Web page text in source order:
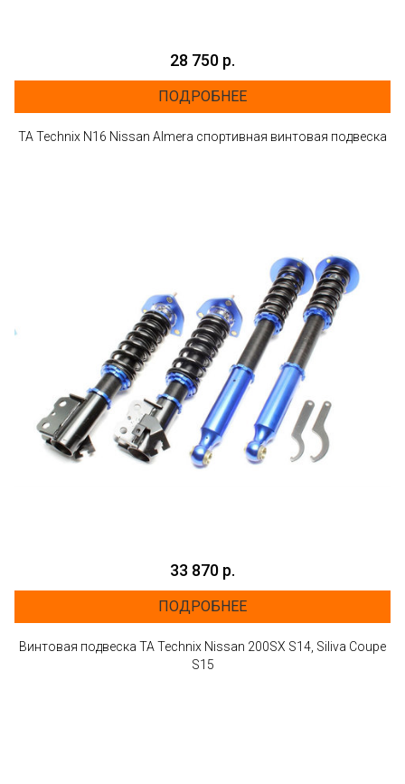
28 750 р.
ПОДРОБНЕЕ
TA Technix N16 Nissan Almera спортивная винтовая подвеска
33 870 р.
ПОДРОБНЕЕ
Винтовая подвеска TA Technix Nissan 200SX S14, Siliva Coupe
S15